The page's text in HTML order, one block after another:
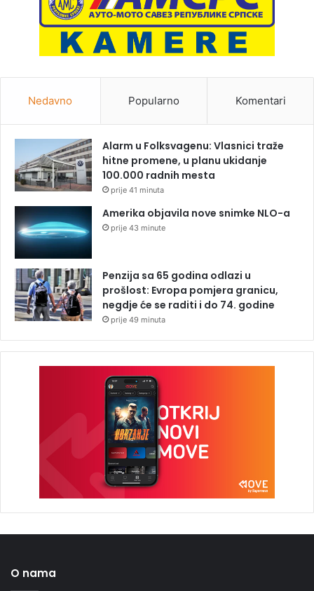
Nedavno Popularno Komentari
Alarm u Folksvagenu: Vlasnici traže
hitne promene, u planu ukidanje
100.000 radnih mesta
prije 41 minuta
Amerika objavila nove snimke NLO-a
prije 43 minute
Penzija sa 65 godina odlazi u
prošlost: Evropa pomjera granicu,
negdje će se raditi i do 74. godine
prije 49 minuta
O nama